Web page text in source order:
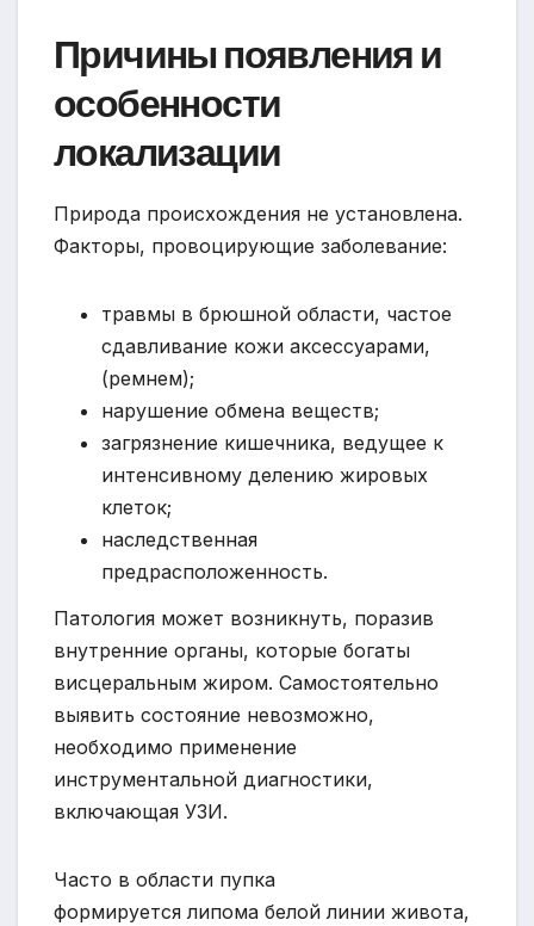
Причины появления и
особенности
локализации
Природа происхождения не установлена.
Факторы, провоцирующие заболевание:
травмы в брюшной области, частое
сдавливание кожи аксессуарами,
(ремнем);
нарушение обмена веществ;
загрязнение кишечника, ведущее к
интенсивному делению жировых
клеток;
наследственная
предрасположенность.
Патология может возникнуть, поразив
внутренние органы, которые богаты
висцеральным жиром. Самостоятельно
выявить состояние невозможно,
необходимо применение
инструментальной диагностики,
включающая УЗИ.
Часто в области пупка
формируется липома белой линии живота,